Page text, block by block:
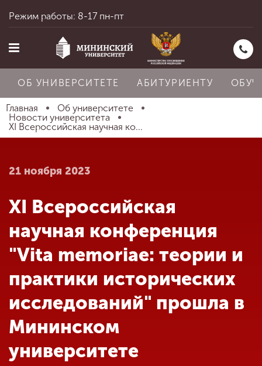
Главная
Абитуриенту
Обучение
Наука
Международная
деятельность
Режим работы: 8-17 пн-пт
ОБ УНИВЕРСИТЕТЕ АБИТУРИЕНТУ
Главная
Об университете
Новости университета
XI Всероссийская научная ко...
21 ноября 2023
XI Всероссийская
научная конференция
"Vita memoriae: теории и
практики исторических
исследований" прошла в
Мининском
университете